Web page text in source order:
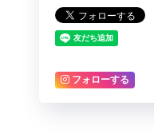
フォローする